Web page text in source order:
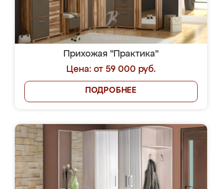
Прихожая "Практика"
Цена: от 59 000 руб.
ПОДРОБНЕЕ